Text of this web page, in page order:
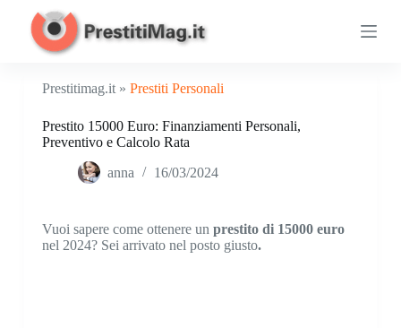
Prestitimag.it » Prestiti Personali
Prestito 15000 Euro: Finanziamenti Personali,
Preventivo e Calcolo Rata
anna 16/03/2024
Vuoi sapere come ottenere un prestito di 15000 euro
nel 2024? Sei arrivato nel posto giusto.